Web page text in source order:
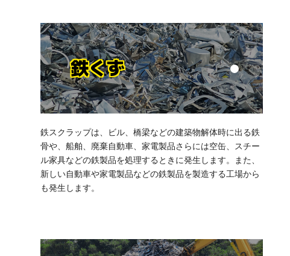
鉄くず
鉄スクラップは、ビル、橋梁などの建築物解体時に出る鉄
骨や、船舶、廃棄自動車、家電製品さらには空缶、スチー
ル家具などの鉄製品を処理するときに発生します。また、
新しい自動車や家電製品などの鉄製品を製造する工場から
も発生します。